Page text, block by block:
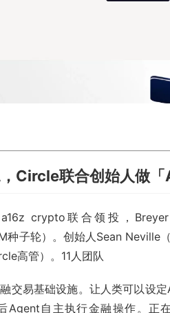
联合创始人做「
crypto联合领投，
子轮）。创始人Sean Neville
高管）。11人团队
易基础设施。让人类可以设
Agent自主执行金融操作。正